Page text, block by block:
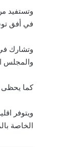
وتستفيد
في أفق
وتشارك في
والمجلس
كما يحظى
ويتوفر
الخاصة